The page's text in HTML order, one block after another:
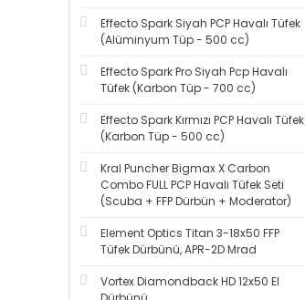
Effecto Spark Siyah PCP Havalı Tüfek
(Alüminyum Tüp - 500 cc)
Effecto Spark Pro Siyah Pcp Havalı
Tüfek (Karbon Tüp - 700 cc)
Effecto Spark Kırmızı PCP Havalı Tüfek
(Karbon Tüp - 500 cc)
Kral Puncher Bigmax X Carbon
Combo FULL PCP Havalı Tüfek Seti
(Scuba + FFP Dürbün + Moderator)
Element Optics Titan 3-18x50 FFP
Tüfek Dürbünü, APR-2D Mrad
Vortex Diamondback HD 12x50 El